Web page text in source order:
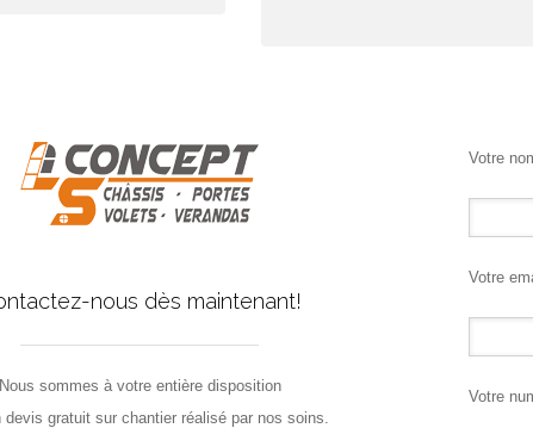
nous dès maintenant!
Nous sommes à votre entière disposition
devis gratuit sur chantier réalisé par nos soins.
Votre
Votre
Votre